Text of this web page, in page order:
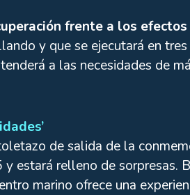
frente a los
y que se ejecutará en
a las necesidades de
de salida de la
estará relleno de sorpresas.
marino ofrece una